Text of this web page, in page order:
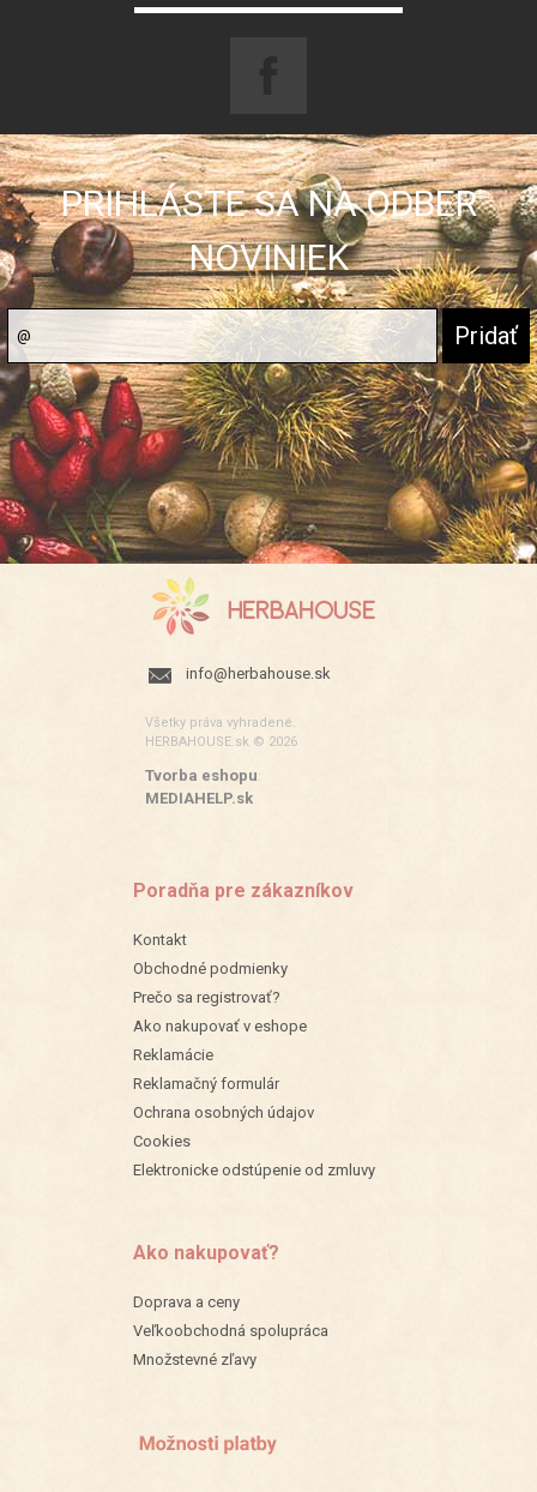
PRIHLÁSTE SA NA ODBER
NOVINIEK
info@herbahouse.sk
Všetky práva vyhradené.
HERBAHOUSE.sk © 2026
Tvorba eshopu:
MEDIAHELP.sk
Poradňa pre zákazníkov
Kontakt
Obchodné podmienky
Prečo sa registrovať?
Ako nakupovať v eshope
Reklamácie
Reklamačný formulár
Ochrana osobných údajov
Cookies
Elektronicke odstúpenie od zmluvy
Ako nakupovať?
Doprava a ceny
Veľkoobchodná spolupráca
Množstevné zľavy